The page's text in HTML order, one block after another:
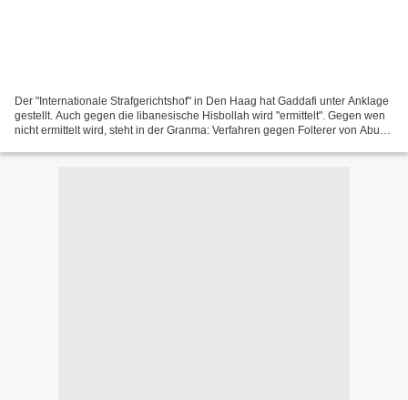
Der "Internationale Strafgerichtshof" in Den Haag hat Gaddafi unter Anklage
gestellt. Auch gegen die libanesische Hisbollah wird "ermittelt". Gegen wen
nicht ermittelt wird, steht in der Granma: Verfahren gegen Folterer von Abu